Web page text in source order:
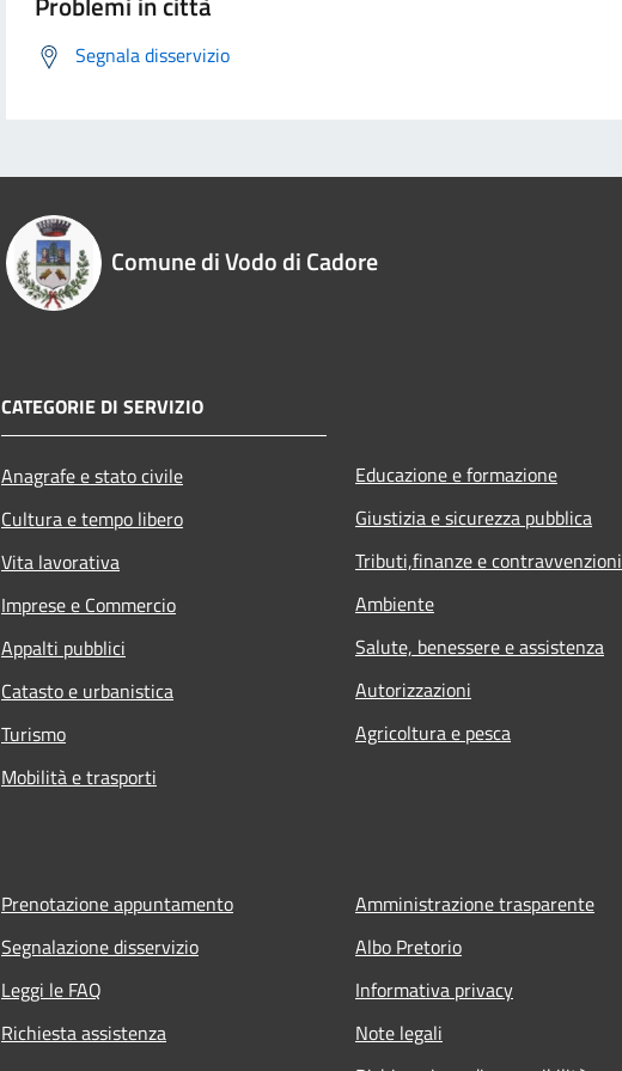
Segnala disservizio
Comune di Vodo di Cadore
CATEGORIE DI SERVIZIO
Anagrafe e stato civile
Cultura e tempo libero
Vita lavorativa
Imprese e Commercio
Appalti pubblici
Catasto e urbanistica
Turismo
Mobilità e trasporti
Educazione e formazione
Giustizia e sicurezza pubblica
Tributi,finanze e contravvenzioni
Ambiente
Salute, benessere e assistenza
Autorizzazioni
Agricoltura e pesca
Prenotazione appuntamento
Segnalazione disservizio
Leggi le FAQ
Richiesta assistenza
Amministrazione trasparente
Albo Pretorio
Informativa privacy
Note legali